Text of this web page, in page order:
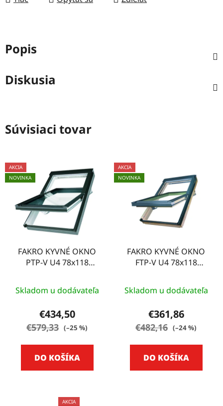
Popis
Diskusia
Súvisiaci tovar
AKCIA
NOVINKA
FAKRO KYVNÉ OKNO
PTP-V U4 78x118
Skladom u dodávateľa
€434,50
€579,33 (–25 %)
DO KOŠÍKA
AKCIA
NOVINKA
FAKRO KYVNÉ OKNO
FTP-V U4 78x118
Skladom u dodávateľa
€361,86
€482,16 (–24 %)
DO KOŠÍKA
AKCIA